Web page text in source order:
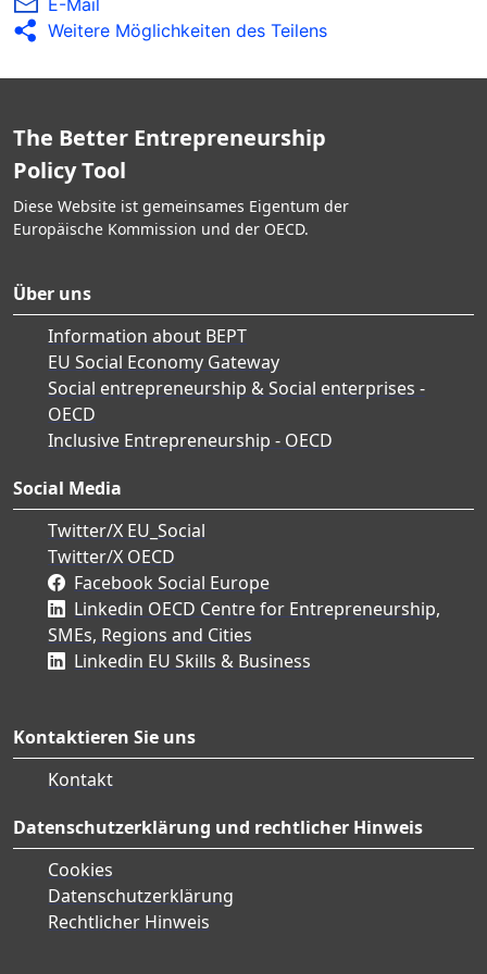
Über Ergebnisse von Monitoring- und
Bewertungsmaßnahmen wird ausführlich
Weitere Möglichkeiten des Teilens
The Better Entrepreneurship
Policy Tool
Diese Website ist gemeinsames Eigentum der
Europäische Kommission und der OECD.
Über uns
Information about BEPT
EU Social Economy Gateway
Social entrepreneurship & Social enterprises -
OECD
Inclusive Entrepreneurship - OECD
Social Media
Twitter/X EU_Social
Twitter/X OECD
Facebook Social Europe
Linkedin OECD Centre for Entrepreneurship,
SMEs, Regions and Cities
Linkedin EU Skills & Business
Kontaktieren Sie uns
Kontakt
Datenschutzerklärung und rechtlicher Hinweis
Cookies
Datenschutzerklärung
Rechtlicher Hinweis